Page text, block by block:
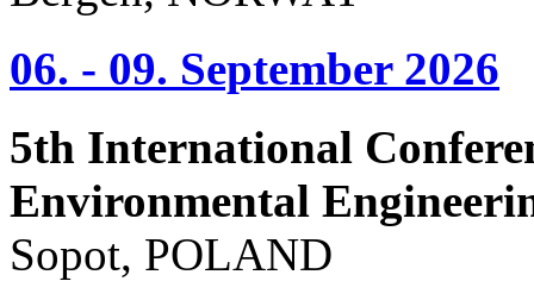
06. - 09. September 2026
5th International
Environmental
Sopot, POLAND